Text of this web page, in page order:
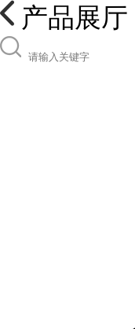
产品展厅